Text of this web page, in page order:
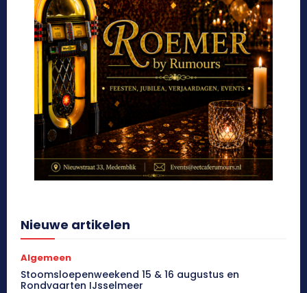
Nieuwe artikelen
Algemeen
Stoomsloepenweekend 15 & 16 augustus en
Rondvaarten IJsselmeer